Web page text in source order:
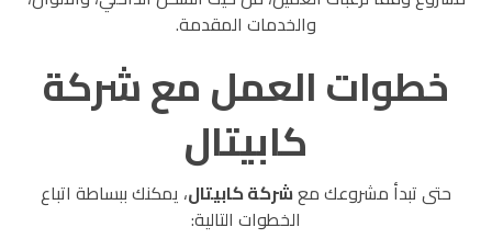
والخدمات المقدمة.
خطوات العمل مع شركة
كابيتال
حتى تبدأ مشروعك معشركة كابيتال، يمكنك ببساطة اتباع
الخطوات التالية: